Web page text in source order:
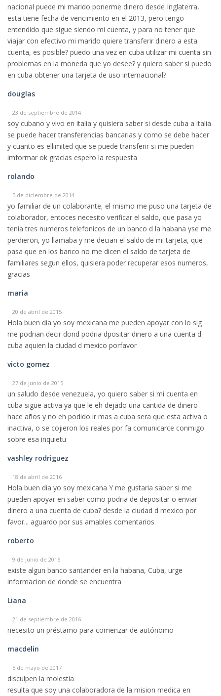
nacional puede mi marido ponerme dinero desde Inglaterra,
esta tiene fecha de vencimiento en el 2013, pero tengo
entendido que sigue siendo mi cuenta, y para no tener que
viajar con efectivo mi marido quiere transferir dinero a esta
cuenta, es posible? puedo una vez en cuba utilizar mi cuenta sin
problemas en la moneda que yo desee? y quiero saber si puedo
en cuba obtener una tarjeta de uso internacional?
douglas
23 de septiembre de 2014
soy cubano y vivo en italia y quisiera saber si desde cuba a italia
se puede hacer transferencias bancarias y como se debe hacer
y cuanto es ellimited que se puede transferir si me pueden
imformar ok gracias espero la respuesta
rolando
5 de diciembre de 2014
yo familiar de un colaborante, el mismo me puso una tarjeta de
colaborador, entoces necesito verificar el saldo, que pasa yo
tenia tres numeros telefonicos de un banco d la habana yse me
perdieron, yo llamaba y me decian el saldo de mi tarjeta, que
pasa que en los banco no me dicen el saldo de tarjeta de
familiares segun ellos, quisiera poder recuperar esos numeros,
gracias
maria
20 de abril de 2015
Hola buen dia yo soy mexicana me pueden apoyar con lo sig
me podrian decir dond podria dpositar dinero a una cuenta d
cuba aquien la ciudad d mexico porfavor
victo gomez
27 de junio de 2015
un saludo desde venezuela, yo quiero saber si mi cuenta en
cuba sigue activa ya que le eh dejado una cantida de dinero
hace años y no eh podido ir mas a cuba sera que esta activa o
inactiva, o se cojieron los reales por fa comunicarce conmigo
sobre esa inquietu
vashley rodriguez
18 de abril de 2016
Hola buen dia yo soy mexicana Y me gustaria saber si me
pueden apoyar en saber como podria de depositar o enviar
dinero a una cuenta de cuba? desde la ciudad d mexico por
favor... aguardo por sus amables comentarios
roberto
9 de junio de 2016
existe algun banco santander en la habana, Cuba, urge
informacion de donde se encuentra
Liana
21 de septiembre de 2016
necesito un préstamo para comenzar de autónomo
macdelin
5 de mayo de 2017
disculpen la molestia
resulta que soy una colaboradora de la mision medica en